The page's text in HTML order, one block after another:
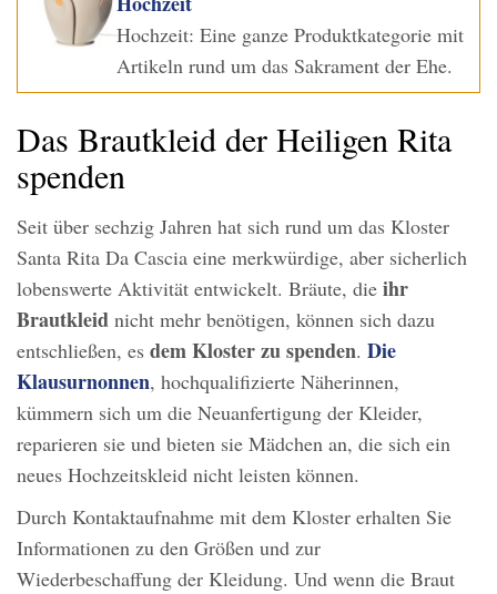
Hochzeit: Eine ganze Produktkategorie mit
Artikeln rund um das Sakrament der Ehe.
Das Brautkleid der Heiligen Rita
spenden
Seit über sechzig Jahren hat sich rund um das Kloster
Santa Rita Da Cascia eine merkwürdige, aber sicherlich
lobenswerte Aktivität entwickelt. Bräute, die ihr
Brautkleid nicht mehr benötigen, können sich dazu
entschließen, es dem Kloster zuspenden. Die
Klausurnonnen, hochqualifizierte Näherinnen,
kümmern sich um die Neuanfertigung der Kleider,
reparieren sie und bieten sie Mädchen an, die sich ein
neues Hochzeitskleid nicht leisten können.
Durch Kontaktaufnahme mit dem Kloster erhalten Sie
Informationen zu den Größen und zur
Wiederbeschaffung der Kleidung. Und wenn die Braut